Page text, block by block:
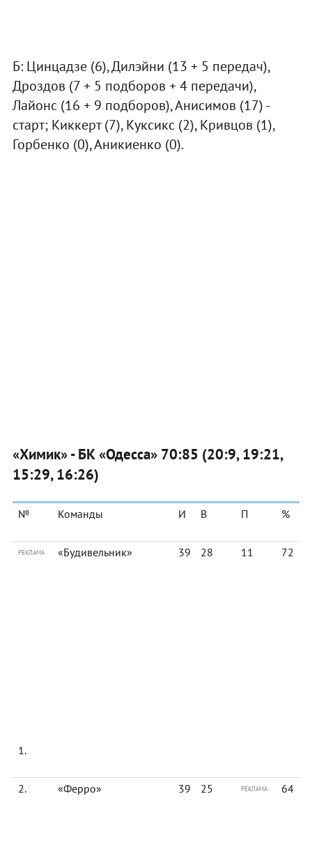
Б: Цинцадзе (6), Дилэйни (13 + 5 передач),
Дроздов (7 + 5 подборов + 4 передачи),
Лайонс (16 + 9 подборов), Анисимов (17) -
старт; Киккерт (7), Куксикс (2), Кривцов (1),
Горбенко (0), Аникиенко (0).
«Химик» - БК «Одесса» 70:85 (20:9, 19:21,
15:29, 16:26)
№ Команды И В П %
РЕКЛАМА
1.
«Будивельник» 39 28 11 72
2. «Ферро» 39 25 РЕКЛАМА 64